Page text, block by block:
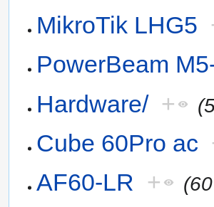
MikroTik LHG5
PowerBeam
Hardware/ +
Cube 60Pro ac
AF60-LR
+